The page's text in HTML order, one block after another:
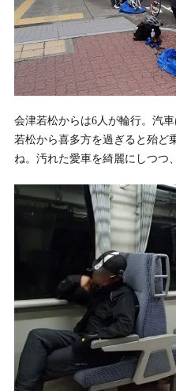
会津若松からは6人が輪行。汽
若松から喜多方を過ぎると殆ど
ね。汚れた愛車を綺麗にしつつ